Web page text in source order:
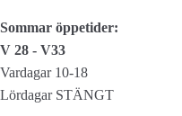
Sommar öppetider:
V 28 - V33
Vardagar 10-18
Lördagar STÄNGT